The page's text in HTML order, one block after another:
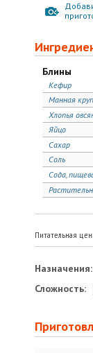
Блины
Кефир
Манная
Хлопья
Яйцо
Сахар
Соль
Сода,
Питательная
Назначения:
Сложность: